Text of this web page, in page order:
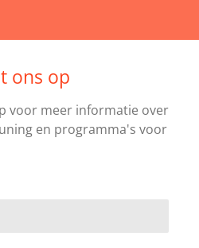
ons op
voor meer informatie over
en programma's voor